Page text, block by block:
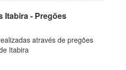
Itabira - Pregões
através de pregões
Itabira